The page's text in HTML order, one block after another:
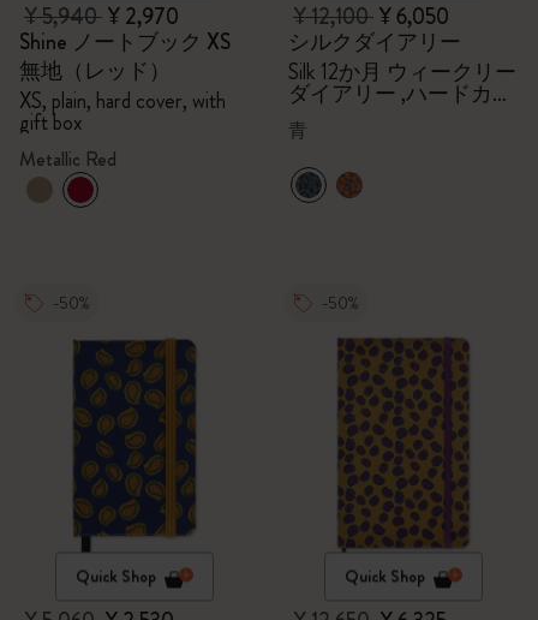
¥ 5,940¥ 2,970
Shine ノートブック XS
無地（レッド）
XS, plain, hard cover, with
gift box
Metallic Red
¥ 12,100¥ 6,050
シルクダイアリー
Silk 12か月 ウィークリー
ダイアリー ,ハードカバ
ー（ブルー）,ギフトボ
ックス
青
-50%
Quick Shop
-50%
Quick Shop